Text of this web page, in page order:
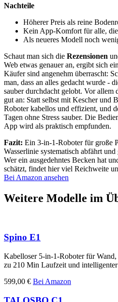
Nachteile
Höherer Preis als reine
Kein App-Komfort für alle,
Als neueres Modell noch
Schaut man sich die Rezensionen
Web etwas genauer an, ergibt sich
Käufer sind angenehm überrascht:
man, dass an alles gedacht wurde -
sauber durchdacht gelobt. Vor
gut an: Statt selbst mit Kescher und
Roboter kabellos und effizient, und
Tagen ohne Stress sauber. Die
App wird als praktisch empfunden.
Fazit: Ein 3-in-1-Roboter für große
Wasserlinie systematisch abfährt
Wer ein ausgedehntes Becken hat
schätzt, findet hier viel Reichweite
Bei Amazon ansehen
Weitere Modelle im
Spino E1
Kabelloser 5-in-1-Roboter für
zu 210 Min Laufzeit und
599,00 € Bei Amazon